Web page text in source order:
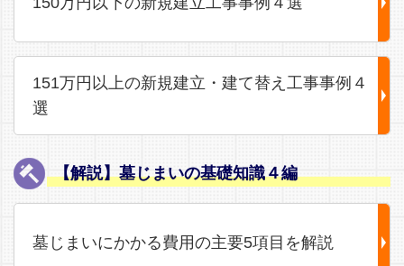
151万円以上の新規建立・建て替え工事事例４
選
【解説】墓じまいの基礎知識４編
墓じまいにかかる費用の主要5項目を解説